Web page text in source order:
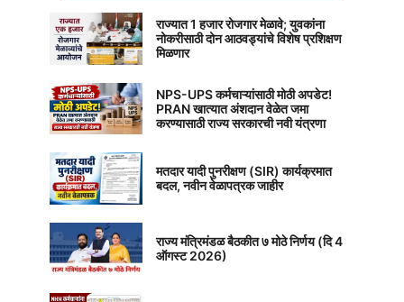
राज्यात 1 हजार रोजगार मेळावे; युवकांना
नोकरीसाठी दोन आठवड्यांचे विशेष प्रशिक्षण
मिळणार
NPS-UPS कर्मचाऱ्यांसाठी मोठी अपडेट!
PRAN खात्यात अंशदान वेळेत जमा
करण्यासाठी राज्य सरकारची नवी यंत्रणा
मतदार यादी पुनरीक्षण (SIR) कार्यक्रमात
बदल, नवीन वेळापत्रक जाहीर
राज्य मंत्रिमंडळ बैठकीत ७ मोठे निर्णय (दि 4
ऑगस्ट 2026)